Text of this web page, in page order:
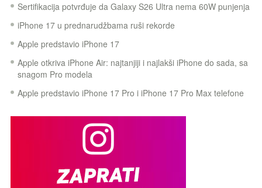
Sertifikacija potvrđuje da Galaxy S26 Ultra nema 60W punjenja
iPhone 17 u prednarudžbama ruši rekorde
Apple predstavio iPhone 17
Apple otkriva iPhone Air: najtanjiji i najlakši iPhone do sada, sa
snagom Pro modela
Apple predstavio iPhone 17 Pro i iPhone 17 Pro Max telefone